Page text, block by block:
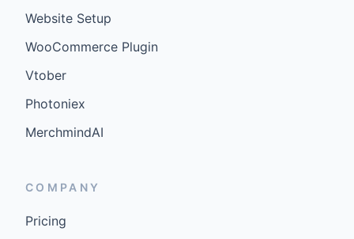
Website Setup
WooCommerce Plugin
Vtober
Photoniex
MerchmindAI
COMPANY
Pricing